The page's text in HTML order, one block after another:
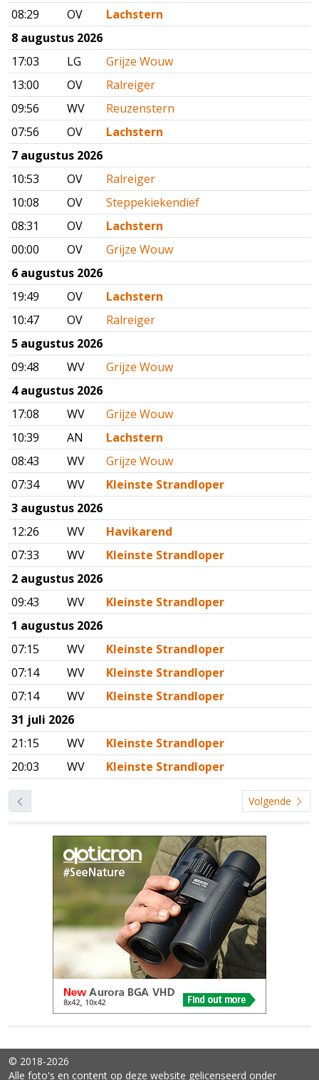
08:29
OV
Lachstern
8 augustus 2026
17:03
LG
Grijze Wouw
13:00
OV
Ralreiger
09:56
WV
Reuzenstern
07:56
OV
Lachstern
7 augustus 2026
10:53
OV
Ralreiger
10:08
OV
Steppekiekendief
08:31
OV
Lachstern
00:00
OV
Grijze Wouw
6 augustus 2026
19:49
OV
Lachstern
10:47
OV
Ralreiger
5 augustus 2026
09:48
WV
Grijze Wouw
4 augustus 2026
17:08
WV
Grijze Wouw
10:39
AN
Lachstern
08:43
WV
Grijze Wouw
07:34
WV
Kleinste Strandloper
3 augustus 2026
12:26
WV
Havikarend
07:33
WV
Kleinste Strandloper
2 augustus 2026
09:43
WV
Kleinste Strandloper
1 augustus 2026
07:15
WV
Kleinste Strandloper
07:14
WV
Kleinste Strandloper
07:14
WV
Kleinste Strandloper
31 juli 2026
21:15
WV
Kleinste Strandloper
20:03
WV Kleinste Strandloper
Volgende
© 2018-2026
Alle foto's en content op deze website gelicenseerd onder